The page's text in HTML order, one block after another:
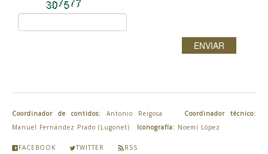
ENVIAR
Coordinador de contidos: Antonio Reigosa Coordinador técnico:
Manuel Fernández Prado (Lugonet) Iconografía: Noemí López
FACEBOOK TWITTER RSS